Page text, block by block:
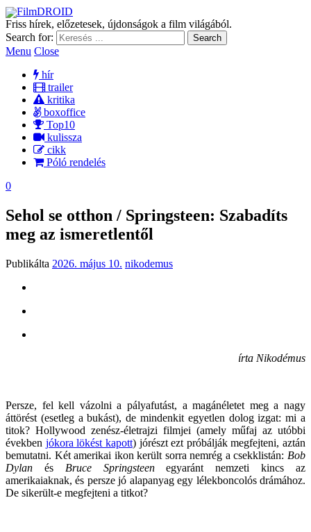
FilmDROID
Friss hírek, előzetesek, újdonságok a film világából.
Search for:
Menu Close
hír
trailer
kritika
boxoffice
Top10
kulissza
cikk
Póló rendelés
0
Sehol se otthon / Springsteen: Szabadíts
meg az ismeretlentől
Publikálta 2026. május 10. nikodemus
írta Nikodémus
Persze, fel kell vázolni a pályafutást, a magánéletet meg a nagy
áttörést (esetleg a bukást), de mindenkit egyetlen dolog izgat: mi a
titok? Hollywood zenész-életrajzi filmjei (amely műfaj az utóbbi
években jókora lökést kapott) jórészt ezt próbálják megfejteni, aztán
bemutatni. Két amerikai ikon került sorra nemrég a csekklistán: Bob
Dylan és Bruce Springsteenegyaránt nemzeti kincs az
amerikaiaknak, és persze jó alapanyag egy lélekboncolós drámához.
De sikerült-e megfejteni a titkot?